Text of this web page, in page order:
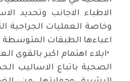
الاطباء الاجانب وتحديد
وخاصة العمليات الجراحية
اعباءها الطبقات المتوسطة
•ايلاء اهتمام اكبر بالقوى
الصحية باتباع الاساليب